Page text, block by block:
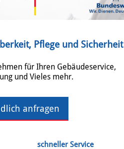
Pflege und Sicherheit
für Ihren Gebäudeservice,
und Vieles mehr.
anfragen
schneller Service